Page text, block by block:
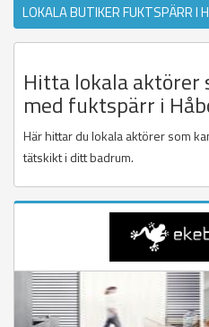
LOKALA BUTIKER FUKTSPÄRR I
Hitta lokala aktörer
med fuktspärr i
Här hittar du lokala aktörer som
tätskikt i ditt badrum.